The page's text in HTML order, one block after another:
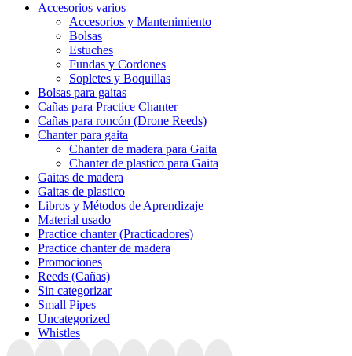
Accesorios varios
Accesorios y Mantenimiento
Bolsas
Estuches
Fundas y Cordones
Sopletes y Boquillas
Bolsas para gaitas
Cañas para Practice Chanter
Cañas para roncón (Drone Reeds)
Chanter para gaita
Chanter de madera para Gaita
Chanter de plastico para Gaita
Gaitas de madera
Gaitas de plastico
Libros y Métodos de Aprendizaje
Material usado
Practice chanter (Practicadores)
Practice chanter de madera
Promociones
Reeds (Cañas)
Sin categorizar
Small Pipes
Uncategorized
Whistles